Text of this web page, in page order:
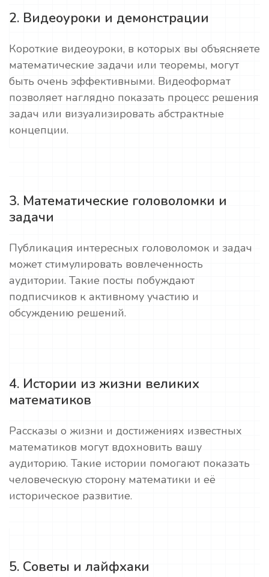
2. Видеоуроки и демонстрации
Короткие видеоуроки, в которых вы объясняете
математические задачи или теоремы, могут
быть очень эффективными. Видеоформат
позволяет наглядно показать процесс решения
задач или визуализировать абстрактные
концепции.
3. Математические головоломки и
задачи
Публикация интересных головоломок и задач
может стимулировать вовлеченность
аудитории. Такие посты побуждают
подписчиков к активному участию и
обсуждению решений.
4. Истории из жизни великих
математиков
Рассказы о жизни и достижениях известных
математиков могут вдохновить вашу
аудиторию. Такие истории помогают показать
человеческую сторону математики и её
историческое развитие.
5. Советы и лайфхаки